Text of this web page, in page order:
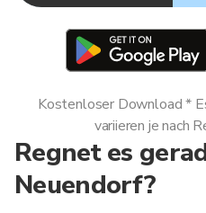
Regnet es
Neuendorf?
Kostenloser Download *
variieren je nach